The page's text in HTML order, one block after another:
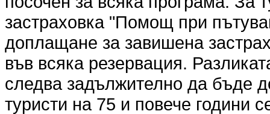
застраховка "Помощ при
доплащане за завишена
във всяка резервация.
следва задължително да бъде
туристи на 75 и повече години